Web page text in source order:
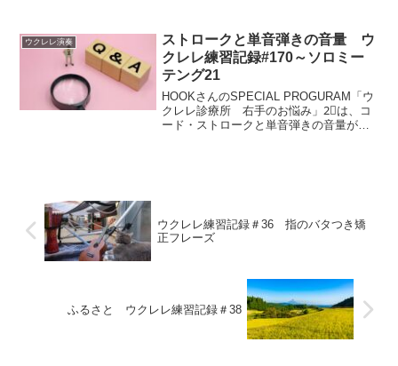
ウクレレ演奏
ストロークと単音弾きの音量 ウ
クレレ練習記録#170～ソロミー
テング21
HOOKさんのSPECIAL PROGURAM「ウ
クレレ診療所 右手のお悩み」2⃣は、コ
ード・ストロークと単音弾きの音量が均
ウクレレ練習記録＃36 指のバタつき矯
正フレーズ
ふるさと ウクレレ練習記録＃38